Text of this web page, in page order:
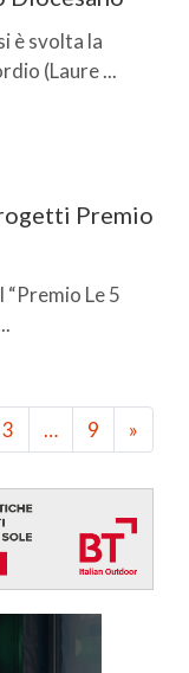
è svolta la
(Laure ...
Premio
Le 5
3 … 9 »